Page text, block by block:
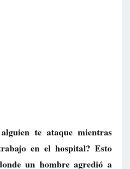
te ataque mientras
en el hospital? Esto
un hombre agredió a